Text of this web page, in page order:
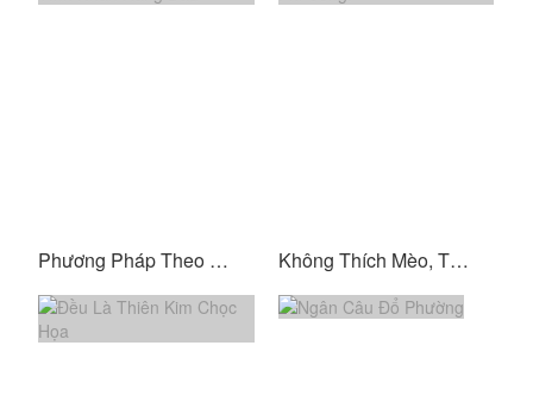
Phương Pháp Theo Đuổi Tình Nhân Hàng Đầu Không Thích Mèo, Thích Phi Công!